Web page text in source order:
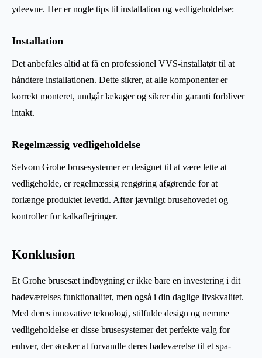
ydeevne. Her er nogle tips til installation og vedligeholdelse:
Installation
Det anbefales altid at få en professionel VVS-installatør til at
håndtere installationen. Dette sikrer, at alle komponenter er
korrekt monteret, undgår lækager og sikrer din garanti forbliver
intakt.
Regelmæssig vedligeholdelse
Selvom Grohe brusesystemer er designet til at være lette at
vedligeholde, er regelmæssig rengøring afgørende for at
forlænge produktet levetid. Aftør jævnligt brusehovedet og
kontroller for kalkaflejringer.
Konklusion
Et Grohe brusesæt indbygning er ikke bare en investering i dit
badeværelses funktionalitet, men også i din daglige livskvalitet.
Med deres innovative teknologi, stilfulde design og nemme
vedligeholdelse er disse brusesystemer det perfekte valg for
enhver, der ønsker at forvandle deres badeværelse til et spa-